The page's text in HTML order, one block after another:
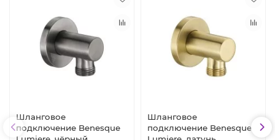
Шланговое
подключение Benesque
Шланговое
подключение Benesque